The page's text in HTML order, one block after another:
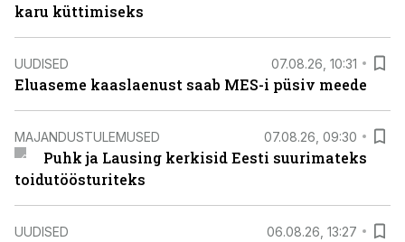
karu küttimiseks
UUDISED 07.08.26, 10:31
Eluaseme kaaslaenust saab MES-i püsiv meede
MAJANDUSTULEMUSED 07.08.26, 09:30
Puhk ja Lausing kerkisid Eesti suurimateks
toidutöösturiteks
UUDISED 06.08.26, 13:27